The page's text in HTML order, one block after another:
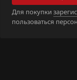
Для покупки
пользоваться